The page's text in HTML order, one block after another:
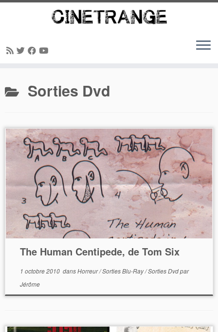
au
contenu Sorties Dvd
The Human Centipede, de Tom Six
1 octobre 2010dansHorreur/Sorties Blu-Ray/Sorties Dvdpar
Jérôme